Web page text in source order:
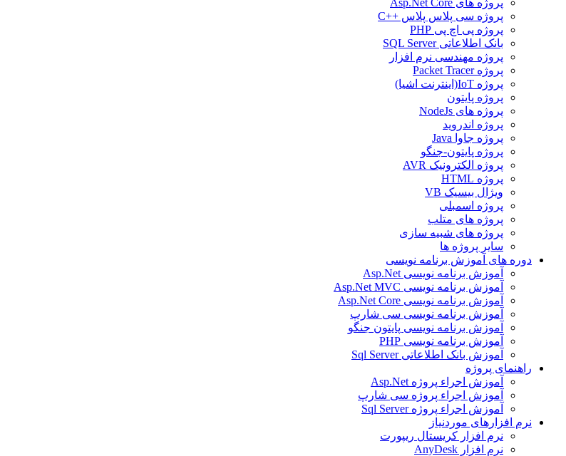
پروژه سی پلاس پلاس ++C
پروژه پی اچ پی PHP
بانک اطلاعاتی SQL Server
پروژه مهندسی نرم افزار
پروژه Packet Tracer
پروژه IoT(اینترنت اشیا)
پروژه پایتون
پروژه های NodeJs
پروژه اندروید
پروژه جاوا Java
پروژه پایتون-جنگو
پروژه الکترونیک AVR
پروژه HTML
ویژال بیسیک VB
پروژه اسمبلی
پروژه های متلب
پروژه های شبیه سازی
سایر پروژه ها
دوره های آموزش برنامه نویسی
آموزش برنامه نویسی Asp.Net
آموزش برنامه نویسی Asp.Net MVC
آموزش برنامه نویسی Asp.Net Core
آموزش برنامه نویسی سی شارپ
آموزش برنامه نویسی پایتون جنگو
آموزش برنامه نویسی PHP
آموزش بانک اطلاعاتی Sql Server
راهنمای پروژه
آموزش اجراء پروژه Asp.Net
آموزش اجراء پروژه سی شارپ
آموزش اجراء پروژه Sql Server
نرم افزارهای موردنیاز
نرم افزار کریستال ریپورت
نرم افزار AnyDesk